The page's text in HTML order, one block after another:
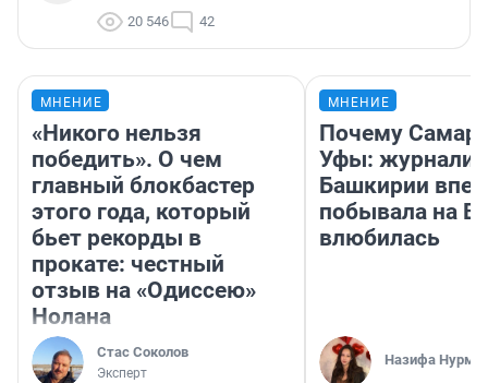
20 546 42
МНЕНИЕ
«Никого нельзя
победить». О чем
главный блокбастер
этого года, который
бьет рекорды в
прокате: честный
отзыв на «Одиссею»
Нолана
Стас Соколов
Эксперт
МНЕНИЕ
Почему
Уфы:
Башкирии
побывала на
влюбилась
Назифа